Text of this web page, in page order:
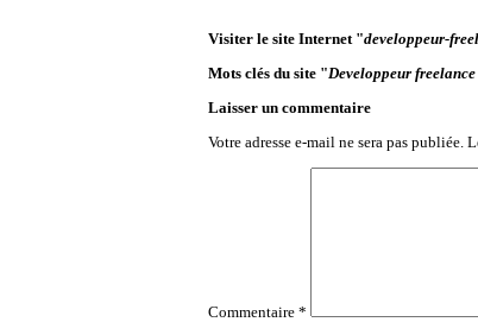
Visiter le site Internet "developpeur-
Mots clés du site "Developpeur
Laisser un commentaire
Votre adresse e-mail ne sera pas publiée.
Commentaire *